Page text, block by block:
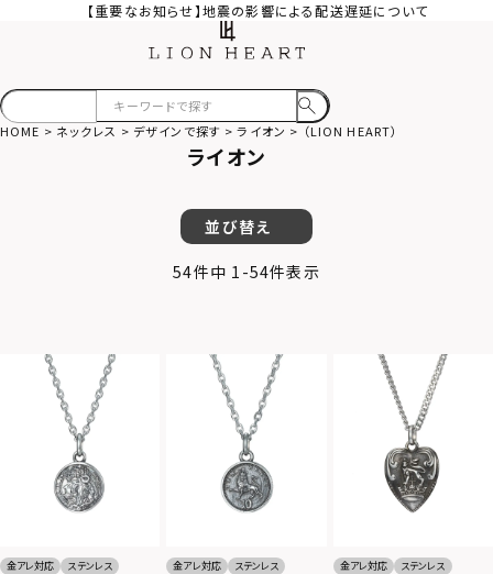
【重要なお知らせ】地震の影響による配送遅延について
HOME ネックレス デザインで探す ライオン （LION HEART）
ライオン
並び替え
54件中 1 -54件表示
金アレ対応 ステンレス 金アレ対応 ステンレス 金アレ対応 ステンレス